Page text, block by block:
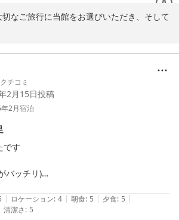
念なお気持ちを残してしまい、申し訳ござい
たご指摘を真摯に受け止め、より安心して
る宿を目指して改善に努めてまいります。
ットにしました。お肉は肉厚で美味しくて、茶
飯もとっても美味しかったです！個人的に釜飯
ですが、とても畳が綺麗で、清掃もほんとに行
たです！
ます！
しかったです。
い栄養が渡っている感じで、つい長居したく
いい湯でした！
なご旅行に当館をお選びいただき、そして
ューをお寄せいただき、誠にありがとうご
」とのお言葉に、スタッフ一同胸が熱くな
厚さや、茶碗蒸し、そして「釜飯が大優
ますので、そのように感じていただけて光
米の美味しさを実感していただき、明太子
こと、想像するだけで嬉しくなります。お
いただけたようで何よりでございます。
チコミ
2月15日投稿
2月宿泊
です
バッチリ)
| ロケーション: 4 | 朝食: 5 | 夕食: 5 |
清潔さ: 5